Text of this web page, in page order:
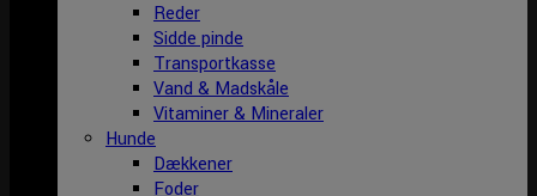
Reder
Sidde pinde
Transportkasse
Vand & Madskåle
Vitaminer & Mineraler
Hunde
Dækkener
Foder